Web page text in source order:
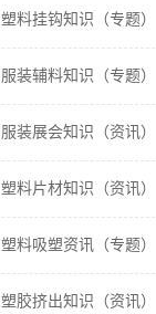
塑料挂钩知识（专题）
服装辅料知识（专题）
服装展会知识（资讯）
塑料片材知识（资讯）
塑料吸塑资讯（专题）
塑胶挤出知识（资讯）